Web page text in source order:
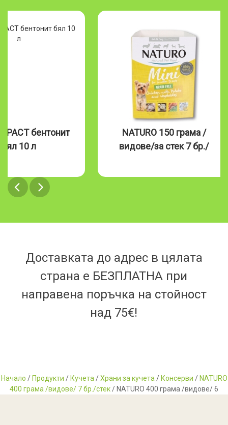
бентонит
бял 10 л
NATURO 150 грама /
видове/за стек 7 бр./
Доставката до адрес в цялата
страна е БЕЗПЛАТНА при
направена поръчка на стойност
над 75€!
Начало / Продукти / Кучета /Храни за кучета / Консерви / NATURO
400 грама /видове/ 7 бр./стек/ NATURO 400 грама /видове/ 6